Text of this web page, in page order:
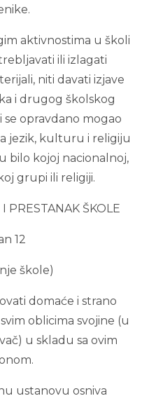
aktivnostima u školi
ili izlagati
niti davati izjave
i drugog školskog
se opravdano mogao
jezik, kulturu i religiju
bilo kojoj nacionalnoj,
grupi ili religiji.
PRESTANAK ŠKOLE
12
škole)
domaće i strano
oblicima svojine (u
u skladu sa ovim
ustanovu osniva